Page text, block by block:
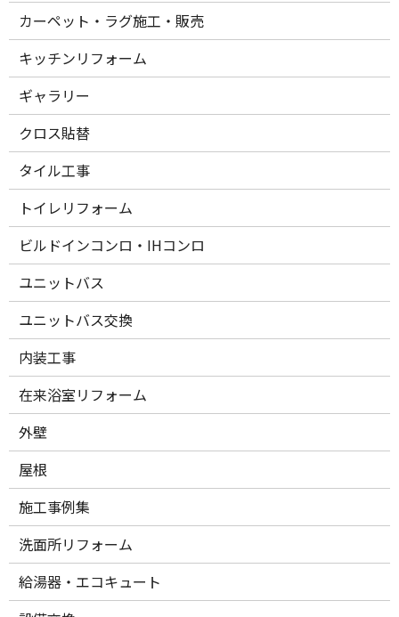
カーペット・ラグ施工・販売
キッチンリフォーム
ギャラリー
クロス貼替
タイル工事
トイレリフォーム
ビルドインコンロ・IHコンロ
ユニットバス
ユニットバス交換
内装工事
在来浴室リフォーム
外壁
屋根
施工事例集
洗面所リフォーム
給湯器・エコキュート